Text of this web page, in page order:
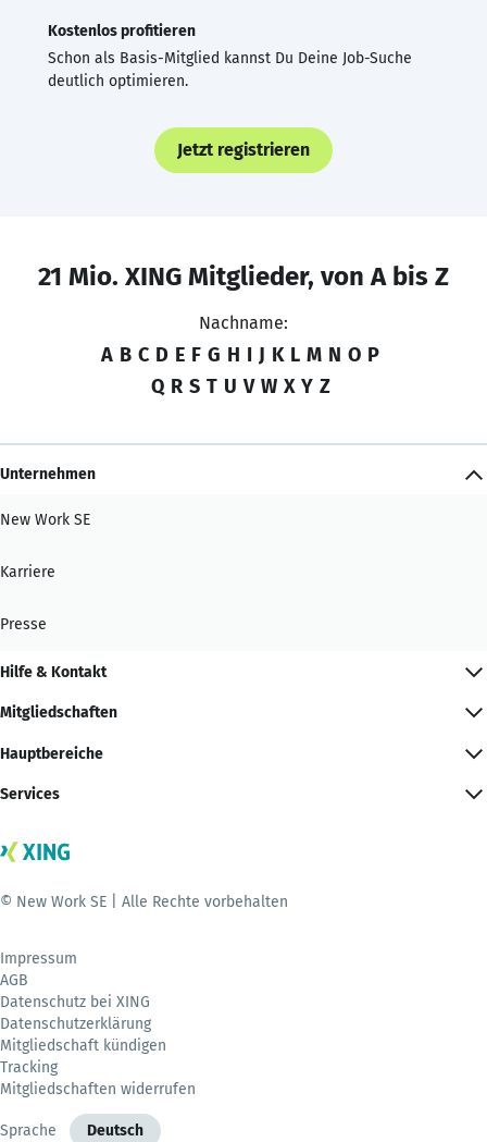
Kostenlos profitieren
Schon als Basis-Mitglied kannst Du Deine Job-Suche
deutlich optimieren.
Jetzt registrieren
21 Mio. XING Mitglieder, von A bis Z
Nachname:
A B C D E F G H I J K L M N O P
Q R S T U V W X Y Z
Unternehmen
New Work SE
Karriere
Presse
Hilfe & Kontakt
Mitgliedschaften
Hauptbereiche
Services
© New Work SE | Alle Rechte vorbehalten
Impressum
AGB
Datenschutz bei XING
Datenschutzerklärung
Mitgliedschaft kündigen
Tracking
Mitgliedschaften widerrufen
Sprache Deutsch